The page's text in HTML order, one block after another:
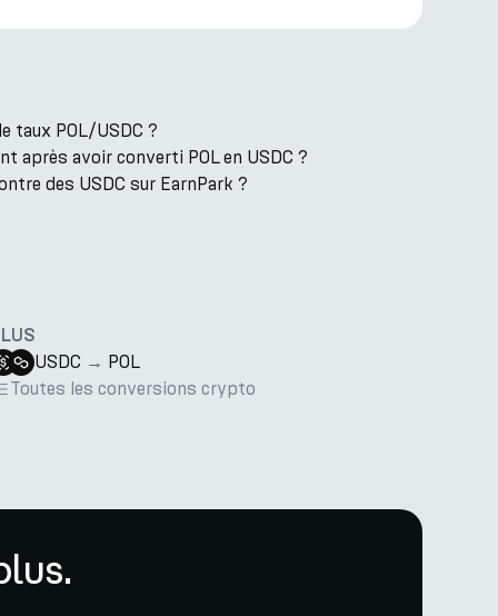
taux POL/USDC ?
après avoir converti POL en USDC ?
des USDC sur EarnPark ?
USDC → POL
Toutes les conversions crypto